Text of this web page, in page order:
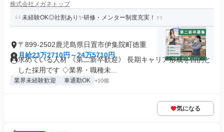
株式会社メガネトップ
未経験OK◎社割あり✨研修・メンター制度充実！
〒899-2502鹿児島県日置市伊集院町徳重
月給23万2710円～24万5710円
求めている人材 《第二新卒歓迎》 長期キャリア形成を目的と
した採用です ◇業界・職種未...
業界未経験歓迎 車通勤OK +10個
気になる